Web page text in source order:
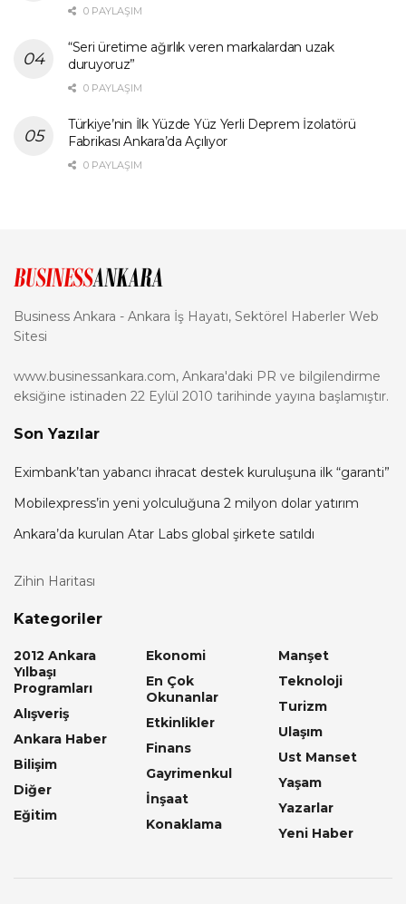
0 PAYLAŞIM
“Seri üretime ağırlık veren markalardan uzak
duruyoruz”
0 PAYLAŞIM
Türkiye’nin İlk Yüzde Yüz Yerli Deprem İzolatörü
Fabrikası Ankara’da Açılıyor
0 PAYLAŞIM
Business Ankara - Ankara İş Hayatı, Sektörel Haberler Web
Sitesi
www.businessankara.com, Ankara'daki PR ve bilgilendirme
eksiğine istinaden 22 Eylül 2010 tarihinde yayına başlamıştır.
Son Yazılar
Eximbank’tan yabancı ihracat destek kuruluşuna ilk “garanti”
Mobilexpress’in yeni yolculuğuna 2 milyon dolar yatırım
Ankara’da kurulan Atar Labs global şirkete satıldı
Zihin Haritası
Kategoriler
2012 Ankara
Yılbaşı
Programları
Alışveriş
Ankara Haber
Bilişim
Diğer
Eğitim
Ekonomi
En Çok
Okunanlar
Etkinlikler
Finans
Gayrimenkul
İnşaat
Konaklama
Manşet
Teknoloji
Turizm
Ulaşım
Ust Manset
Yaşam
Yazarlar
Yeni Haber